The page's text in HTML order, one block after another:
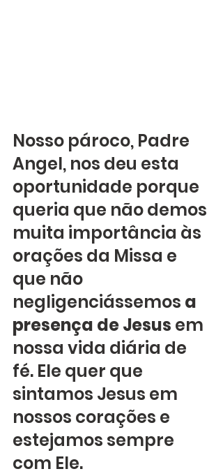
Nosso pároco, Padre
Angel, nos deu esta
oportunidade porque
queria que não demos
muita importância às
orações da Missa e
que não
negligenciássemos a
presença de Jesus em
nossa vida diária de
fé. Ele quer que
sintamos Jesus em
nossos corações e
estejamos sempre
com Ele.